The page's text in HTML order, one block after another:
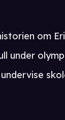
om
under